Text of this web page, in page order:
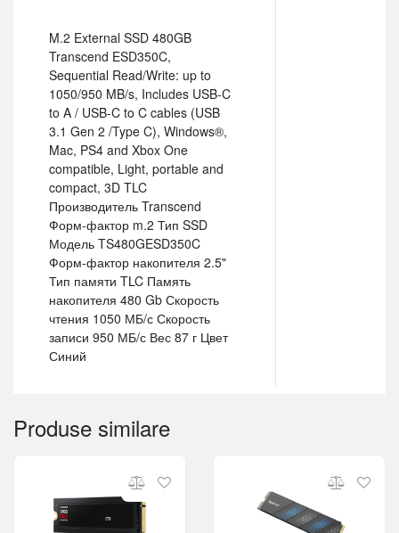
M.2 External SSD 480GB
Transcend ESD350C,
Sequential Read/Write: up to
1050/950 MB/s, Includes USB-C
to A / USB-C to C cables (USB
3.1 Gen 2 /Type C), Windows®,
Mac, PS4 and Xbox One
compatible, Light, portable and
compact, 3D TLC
Производитель Transcend
Форм-фактор m.2 Тип SSD
Модель TS480GESD350C
Форм-фактор накопителя 2.5"
Тип памяти TLC Память
накопителя 480 Gb Скорость
чтения 1050 МБ/с Скорость
записи 950 МБ/с Вес 87 г Цвет
Синий
Produse similare